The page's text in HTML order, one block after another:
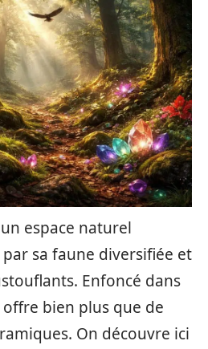
espace naturel
sa faune diversifiée et
Enfoncé dans
bien plus que de
On découvre ici